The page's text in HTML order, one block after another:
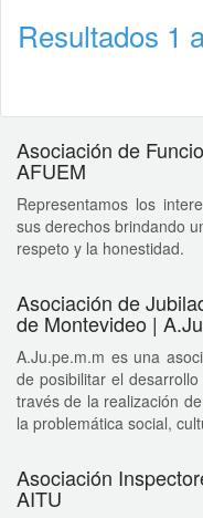
Resultados 1
Asociación de
AFUEM
Representamos los
sus derechos brindando
respeto y la honestidad.
Asociación de
de Montevideo |
A.Ju.pe.m.m es una
de posibilitar el
través de la realización
la problemática social,
Asociación
AITU